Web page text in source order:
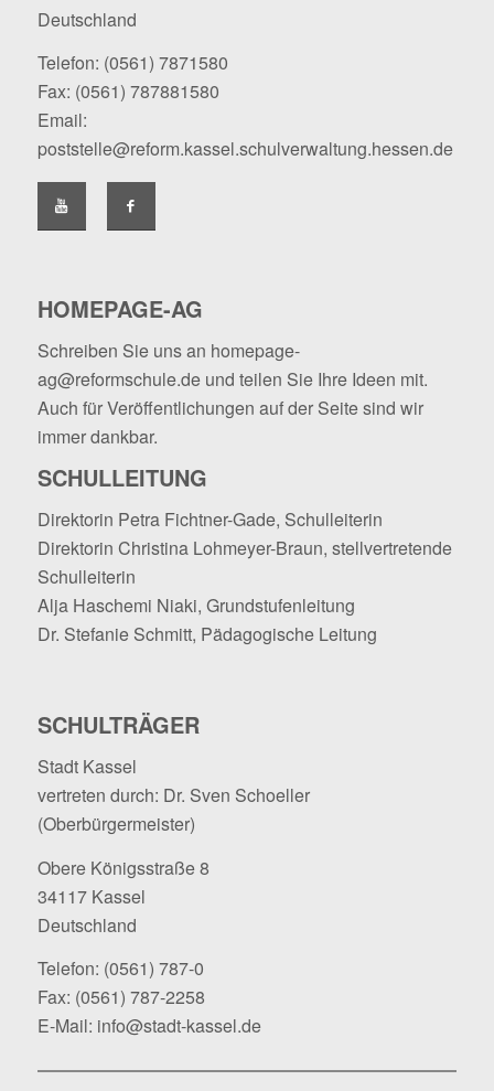
Deutschland
Telefon: (0561) 7871580
Fax: (0561) 787881580
Email:
poststelle@reform.kassel.schulverwaltung.hessen.de
HOMEPAGE-AG
Schreiben Sie uns an homepage-
ag@reformschule.deund teilen Sie Ihre Ideen mit.
Auch für Veröffentlichungen auf der Seite sind wir
immer dankbar.
SCHULLEITUNG
Direktorin Petra Fichtner-Gade, Schulleiterin
Direktorin Christina Lohmeyer-Braun, stellvertretende
Schulleiterin
Alja Haschemi Niaki, Grundstufenleitung
Dr. Stefanie Schmitt, Pädagogische Leitung
SCHULTRÄGER
Stadt Kassel
vertreten durch: Dr. Sven Schoeller
(Oberbürgermeister)
Obere Königsstraße 8
34117 Kassel
Deutschland
Telefon: (0561) 787-0
Fax: (0561) 787-2258
E-Mail: info@stadt-kassel.de